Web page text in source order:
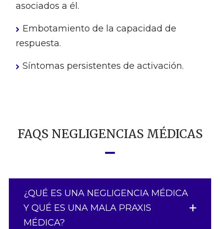
asociados a él.
Embotamiento de la capacidad de
respuesta.
Síntomas persistentes de activación.
FAQS NEGLIGENCIAS MÉDICAS
¿QUÉ ES UNA NEGLIGENCIA MÉDICA
Y QUÉ ES UNA MALA PRAXIS
MÉDICA?